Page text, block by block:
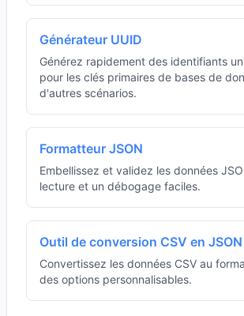
Générateur UUID
Générez rapidement des identifiants
pour les clés primaires de bases de
d'autres scénarios.
Formatteur JSON
Embellissez et validez les données
lecture et un débogage faciles.
Outil de conversion CSV en JSON
Convertissez les données CSV au
des options personnalisables.